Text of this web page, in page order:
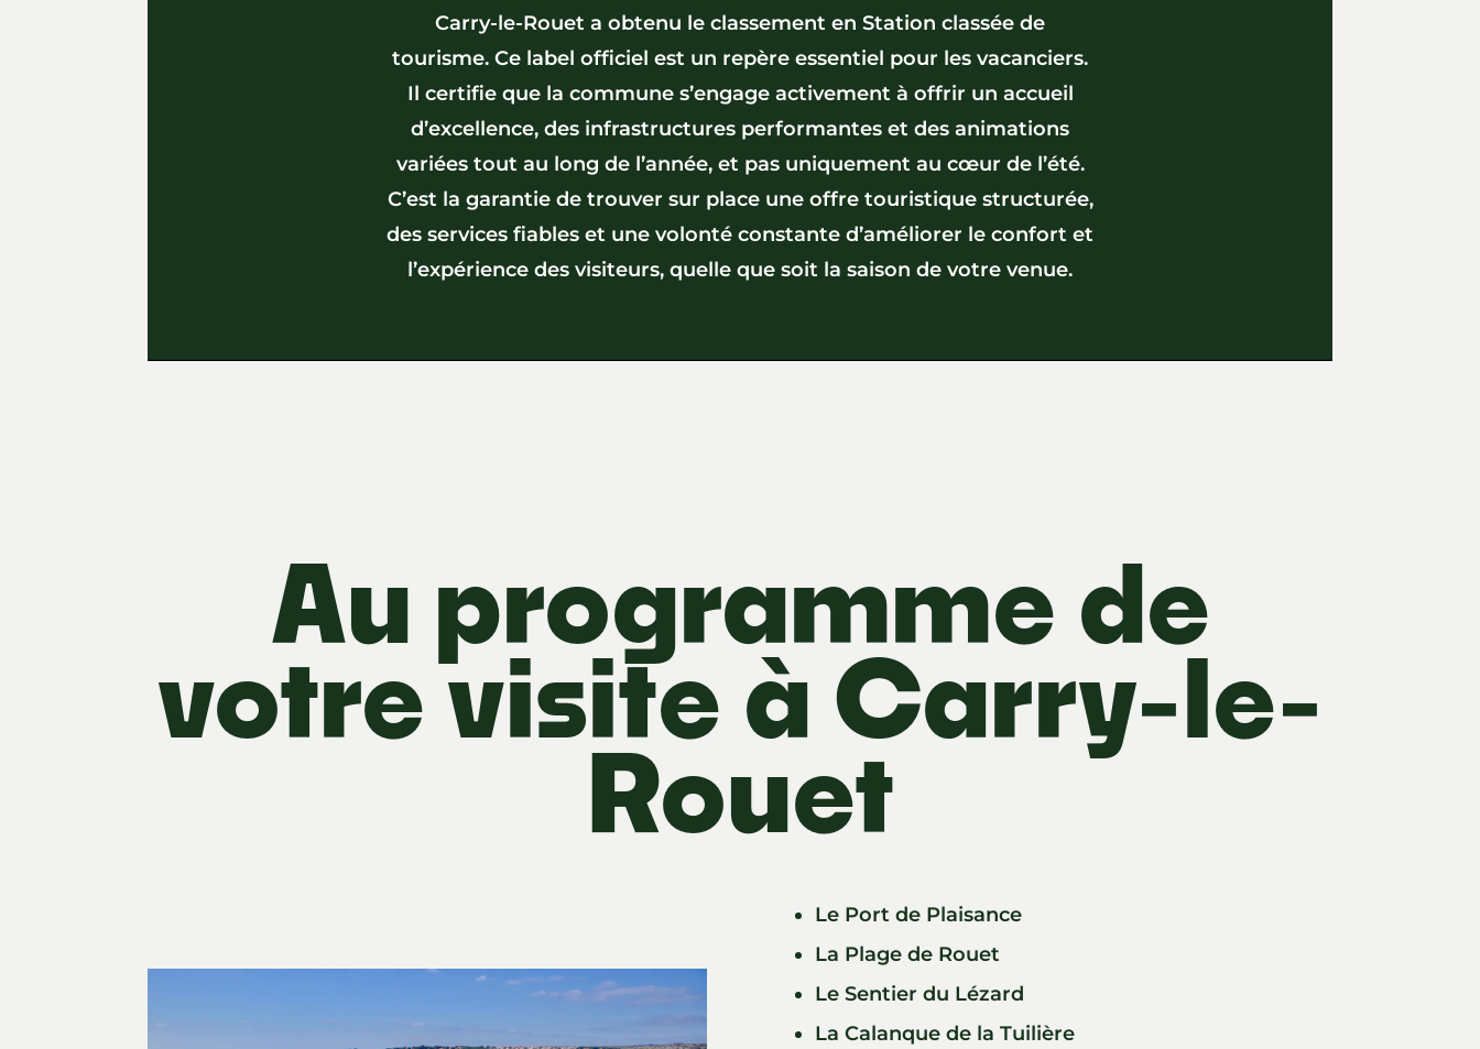
Carry-le-Rouet a obtenu le classement en Station classée de
tourisme. Ce label officiel est un repère essentiel pour les vacanciers.
Il certifie que la commune s’engage activement à offrir un accueil
d’excellence, des infrastructures performantes et des animations
variées tout au long de l’année, et pas uniquement au cœur de l’été.
C’est la garantie de trouver sur place une offre touristique structurée,
des services fiables et une volonté constante d’améliorer le confort et
l’expérience des visiteurs, quelle que soit la saison de votre venue.
Au programme de
votre visite à Carry-le-
Rouet
Le Port de Plaisance
La Plage de Rouet
Le Sentier du Lézard
La Calanque de la Tuilière